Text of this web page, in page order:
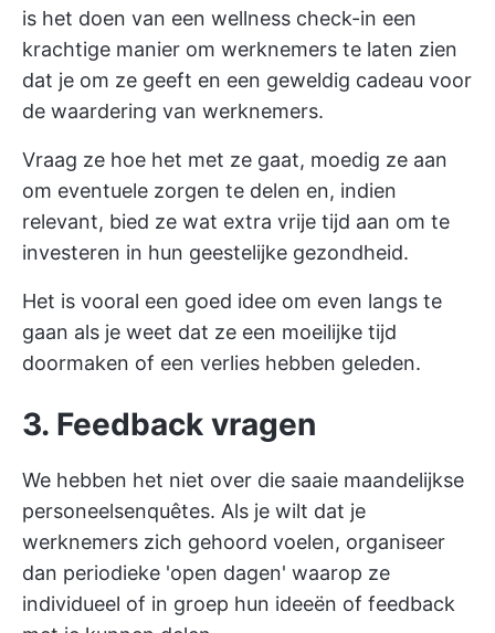
is het doen van een wellness check-in een
krachtige manier om werknemers te laten zien
dat je om ze geeft en een geweldig cadeau voor
de waardering van werknemers.
Vraag ze hoe het met ze gaat, moedig ze aan
om eventuele zorgen te delen en, indien
relevant, bied ze wat extra vrije tijd aan om te
investeren in hun geestelijke gezondheid.
Het is vooral een goed idee om even langs te
gaan als je weet dat ze een moeilijke tijd
doormaken of een verlies hebben geleden.
3. Feedback vragen
We hebben het niet over die saaie maandelijkse
personeelsenquêtes. Als je wilt dat je
werknemers zich gehoord voelen, organiseer
dan periodieke 'open dagen' waarop ze
individueel of in groep hun ideeën of feedback